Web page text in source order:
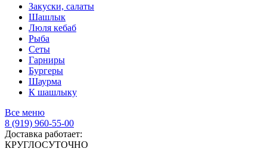
Закуски, салаты
Шашлык
Люля кебаб
Рыба
Сеты
Гарниры
Бургеры
Шаурма
К шашлыку
Все меню
8 (919) 960-55-00
Доставка работает:
КРУГЛОСУТОЧНО